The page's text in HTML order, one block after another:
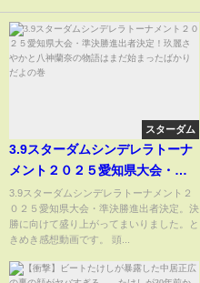
スターダム
3.9スターダムシンデレラトーナ
メント２０２５愛知県大会・準
決勝進出者決定！玖麗さやかと
八神蘭奈の物語はまだ始まった
ばかりだよの巻
3.9スターダムシンデレラトーナメント２
０２５愛知県大会・準決勝進出者決定。決
勝に向けて盛り上がってまいりました。と
きめき感想動画です。 頭...